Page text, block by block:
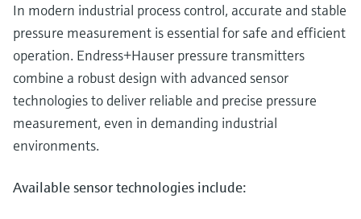
In modern industrial process control, accurate and stable
pressure measurement is essential for safe and efficient
operation. Endress+Hauser pressure transmitters
combine a robust design with advanced sensor
technologies to deliver reliable and precise pressure
measurement, even in demanding industrial
environments.
Available sensor technologies include: